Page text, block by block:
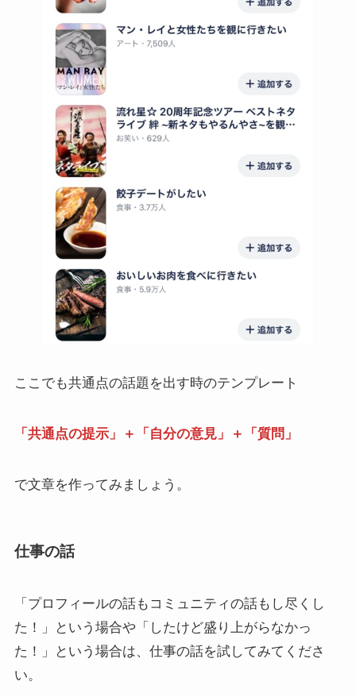
ここでも共通点の話題を出す時のテンプレート
「共通点の提示」＋「自分の意見」＋「質問」
で文章を作ってみましょう。
仕事の話
「プロフィールの話もコミュニティの話もし尽くし
た！」という場合や「したけど盛り上がらなかっ
た！」という場合は、仕事の話を試してみてくださ
い。